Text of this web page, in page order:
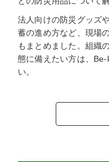
法人向けの防災グッズ
蓄の進め方など、現場
もまとめました。組織
態に備えたい方は、
い。